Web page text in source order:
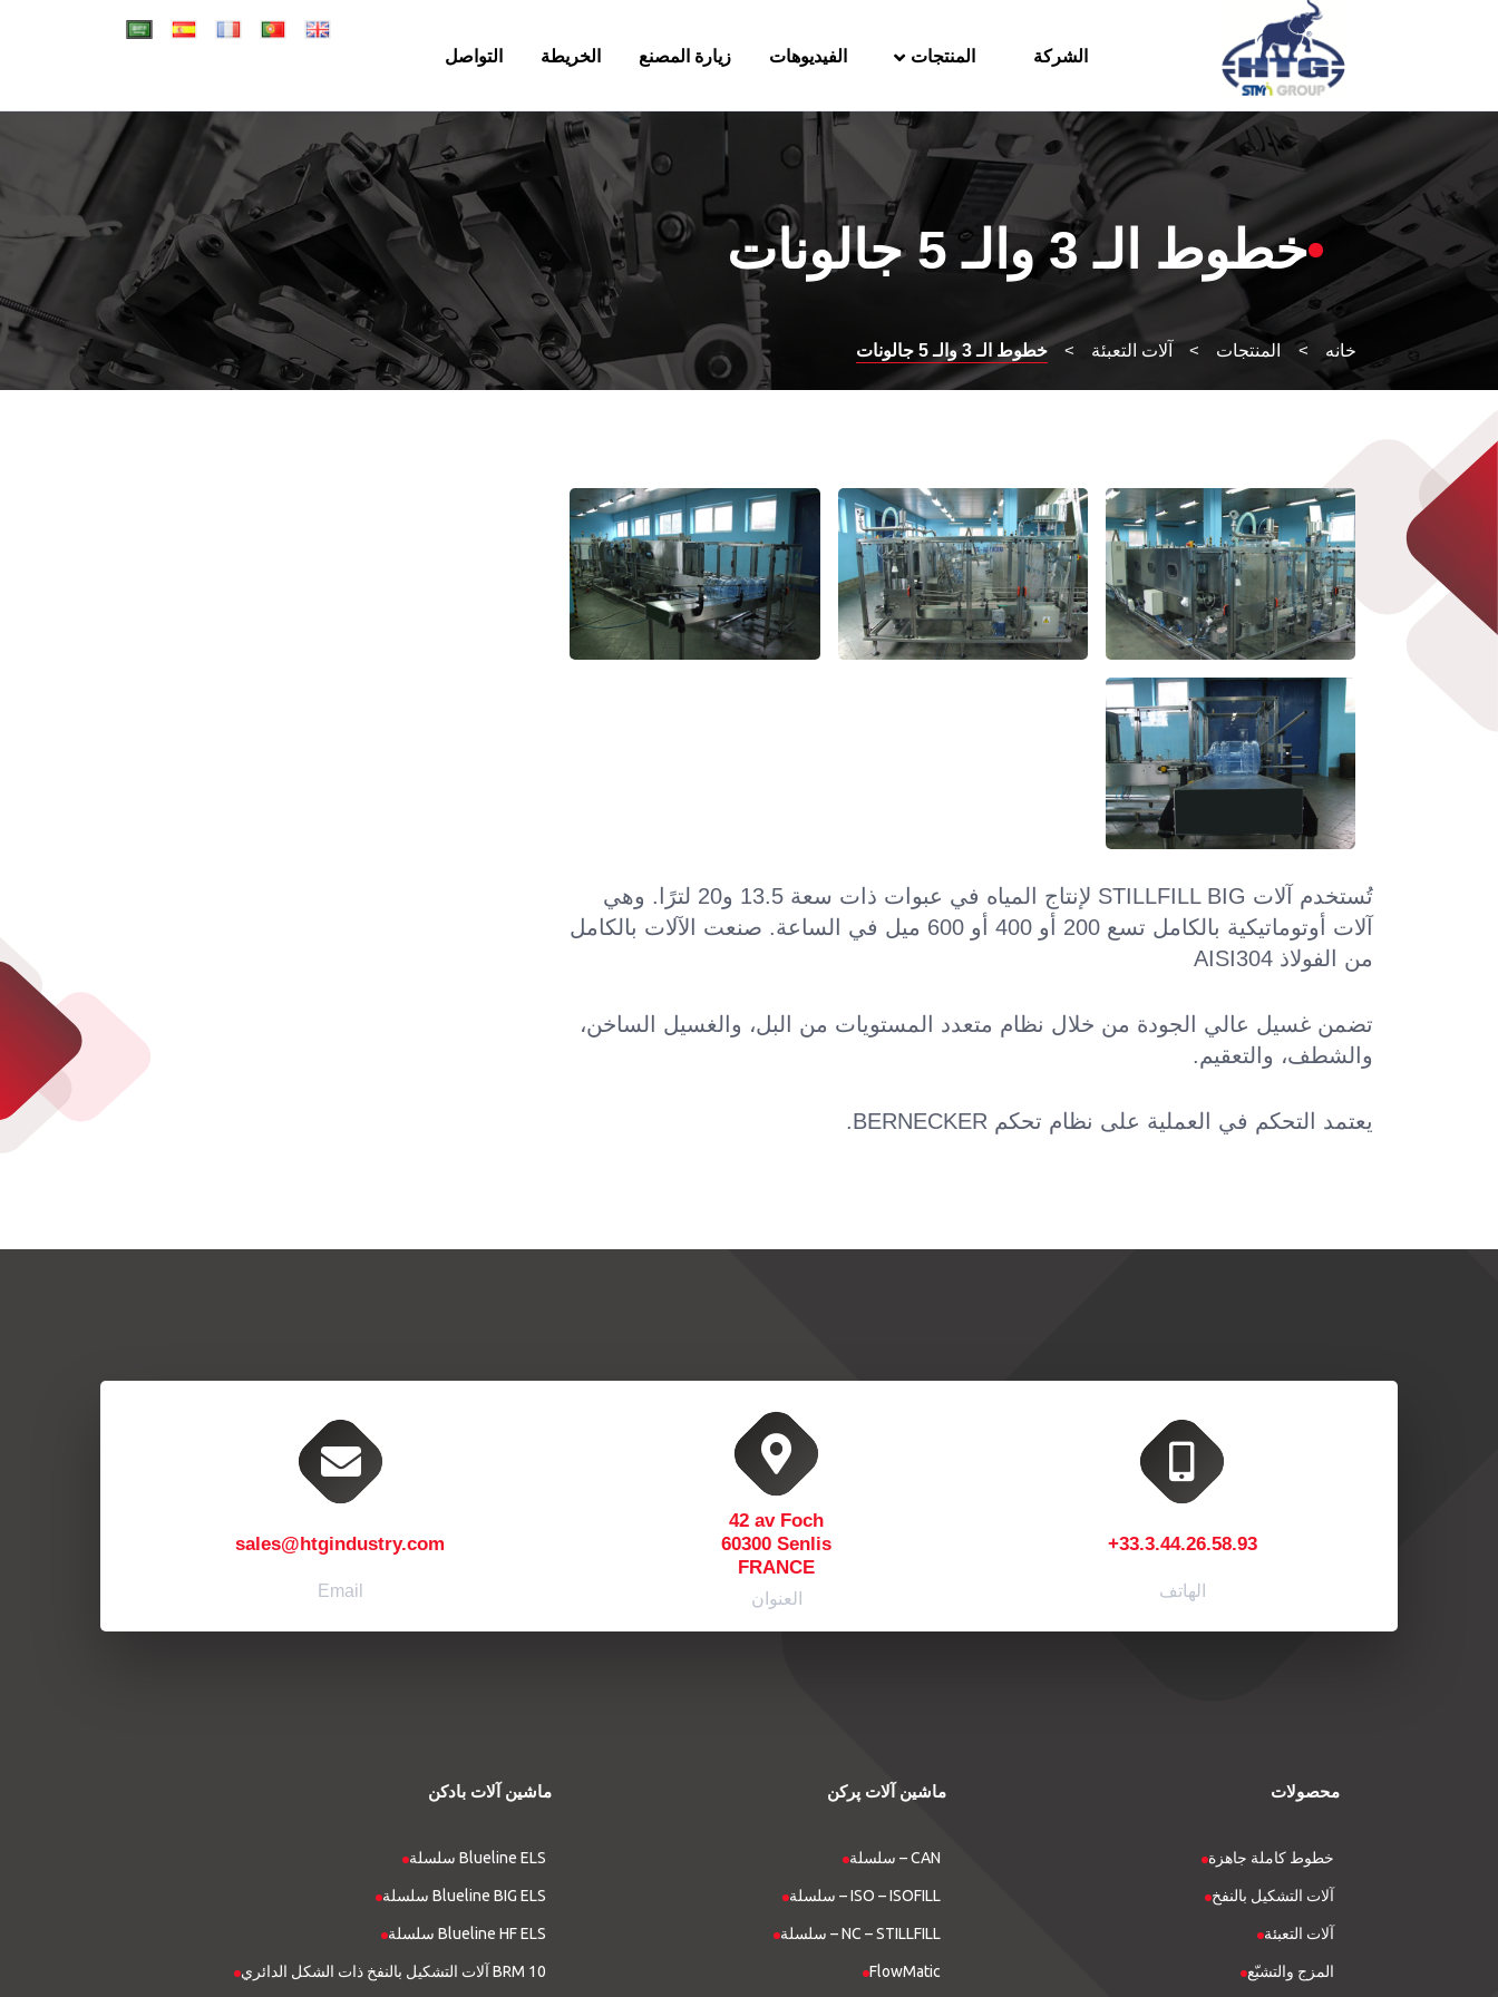
content
الشركة المنتجات الفيديوهات زيارة المصنع الخريطة التواصل
خطوط الـ 3 والـ 5 جالونات
خانه > المنتجات > آلات التعبئة > خطوط الـ 3 والـ 5 جالونات
تُستخدم آلات STILLFILL BIG لإنتاج المياه في عبوات ذات سعة 13.5 و20 لترًا. وهي
آلات أوتوماتيكية بالكامل تسع 200 أو 400 أو 600 ميل في الساعة. صنعت الآلات بالكامل
من الفولاذ AISI304
تضمن غسيل عالي الجودة من خلال نظام متعدد المستويات من البل، والغسيل الساخن،
والشطف، والتعقيم.
يعتمد التحكم في العملية على نظام تحكم BERNECKER.
+33.3.44.26.58.93
الهاتف
42 av Foch
60300 Senlis
FRANCE
العنوان
sales@htgindustry.com
Email
محصولات
خطوط كاملة جاهزة
آلات التشكيل بالنفخ
آلات التعبئة
المزج والتشبّع
ماشین آلات پرکن
سلسلة – CAN
سلسلة – ISO – ISOFILL
سلسلة – NC – STILLFILL
FlowMatic
ماشین آلات بادکن
سلسلة Blueline ELS
سلسلة Blueline BIG ELS
سلسلة Blueline HF ELS
آلات التشكيل بالنفخ ذات الشكل الدائري BRM 10